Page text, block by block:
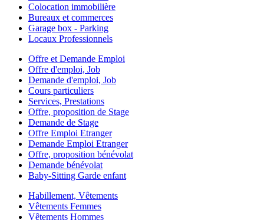
Colocation immobilière
Bureaux et commerces
Garage box - Parking
Locaux Professionnels
Offre et Demande Emploi
Offre d'emploi, Job
Demande d'emploi, Job
Cours particuliers
Services, Prestations
Offre, proposition de Stage
Demande de Stage
Offre Emploi Etranger
Demande Emploi Etranger
Offre, proposition bénévolat
Demande bénévolat
Baby-Sitting Garde enfant
Habillement, Vêtements
Vêtements Femmes
Vêtements Hommes